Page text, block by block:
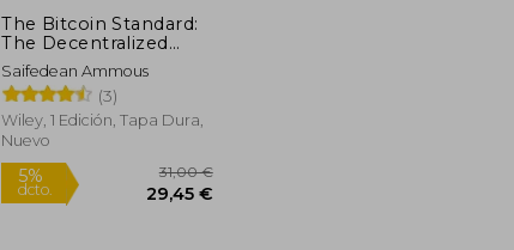
20,13 €
The Bitcoin Standard:
The Decentralized
Alternative to Central
Banking (en Inglés)
Saifedean Ammous
(3)
Wiley, 1 Edición, Tapa Dura,
Nuevo